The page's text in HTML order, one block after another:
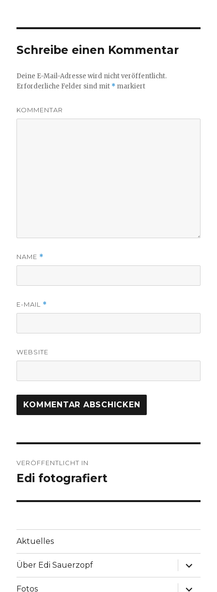
Schreibe einen Kommentar
Deine E-Mail-Adresse wird nicht veröffentlicht.
Erforderliche Felder sind mit * markiert
KOMMENTAR
NAME *
E-MAIL *
WEBSITE
Navigation
VERÖFFENTLICHT IN
Edi fotografiert
Aktuelles
Über Edi Sauerzopf
Fotos